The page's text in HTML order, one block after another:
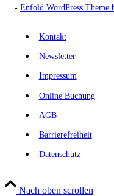
- Enfold WordPress Theme
Kontakt
Newsletter
Impressum
Online Buchung
AGB
Barrierefreiheit
Datenschutz
Nach oben scrollen